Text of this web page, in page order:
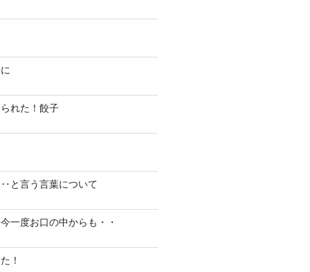
られた！餃子
と言う言葉について
一度お口の中からも・・
！